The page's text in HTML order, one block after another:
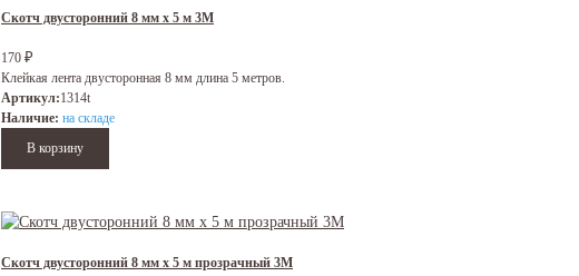
Скотч двусторонний 8 мм х 5 м 3M
170 ₽
Клейкая лента двусторонная 8 мм длина 5 метров.
Артикул:1314t
Наличие: на складе
Скотч двусторонний 8 мм х 5 м прозрачный 3M